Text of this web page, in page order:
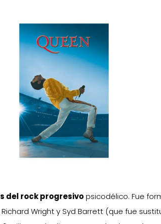
del rock progresivopsicodélico. Fue
Wright y Syd Barrett (que fue